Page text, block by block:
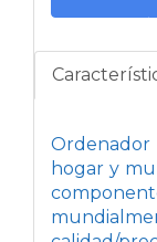
Ordenador
hogar y